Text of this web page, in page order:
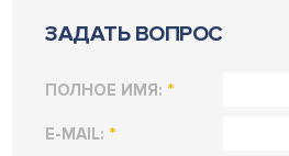
ЗАДАТЬ ВОПРОС
ПОЛНОЕ ИМЯ: *
E-MAIL: *